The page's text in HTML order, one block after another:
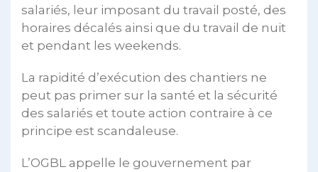
salariés, leur imposant du travail posté, des
horaires décalés ainsi que du travail de nuit
et pendant les weekends.
La rapidité d’exécution des chantiers ne
peut pas primer sur la santé et la sécurité
des salariés et toute action contraire à ce
principe est scandaleuse.
L’OGBL appelle le gouvernement par